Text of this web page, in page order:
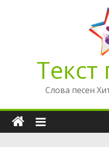
Текст
Слова песен